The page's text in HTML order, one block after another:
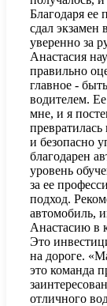
Благодаря ее
сдал экзамен
уверенно за
Анастасия
правильно
главное -
водителем.
мне, и я
превратилась
и безопасно
благодарен
уровень
за ее
подход.
автомобиль,
Анастасию в
Это
на дороге.
это команда
отличного